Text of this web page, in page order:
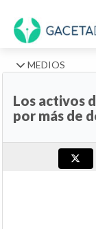
MEDIOS
Los activos
por más de